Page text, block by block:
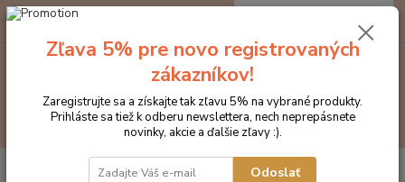
Hľadať
za0 €
Krmivo pre kone ENERGYS Krmivá BASE
Energys EXTRA 25
Zľava 5% pre novo registrovaných
zákazníkov!
Zaregistrujte sa a získajte tak zľavu 5% na vybrané produkty.
Prihláste sa tiež k odberu newslettera, nech neprepásnete
novinky, akcie a ďalšie zľavy :).
Odoslať